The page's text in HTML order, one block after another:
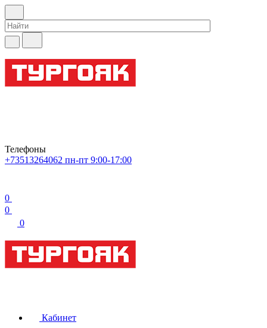
Телефоны
+73513264062 пн-пт 9:00-17:00
0
0
0
Кабинет